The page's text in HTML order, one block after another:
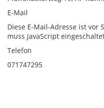
E-Mail
Diese E-Mail-Adresse ist vor
muss JavaScript
Telefon
071747295